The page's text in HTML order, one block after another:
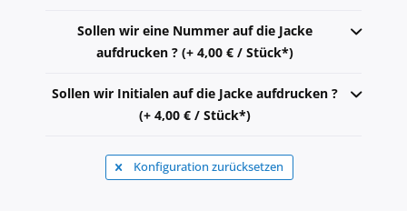
Sollen wir eine Nummer auf die Jacke
aufdrucken ? (+ 4,00 € / Stück*)
Sollen wir Initialen auf die Jacke aufdrucken ?
(+ 4,00 € / Stück*)
Konfiguration zurücksetzen